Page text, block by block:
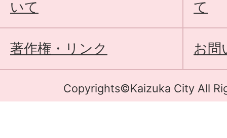
いて
て
著作権・リンク お問
Copyrights©Kaizuka City All